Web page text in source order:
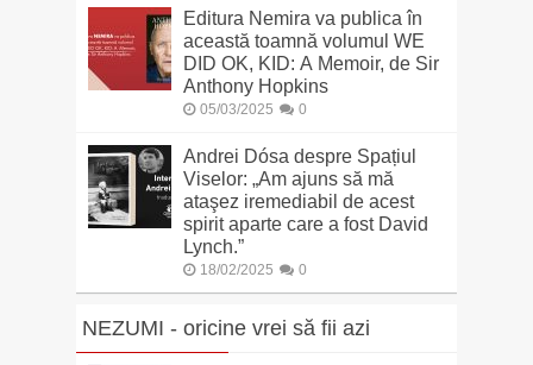
Editura Nemira va publica în
această toamnă volumul WE
DID OK, KID: A Memoir, de Sir
Anthony Hopkins
05/03/2025 0
Andrei Dósa despre Spațiul
Viselor: „Am ajuns să mă
ataşez iremediabil de acest
spirit aparte care a fost David
Lynch.”
18/02/2025 0
NEZUMI - oricine vrei să fii azi